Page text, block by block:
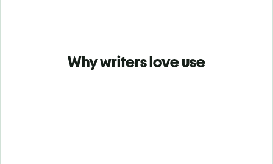
Why writers love use